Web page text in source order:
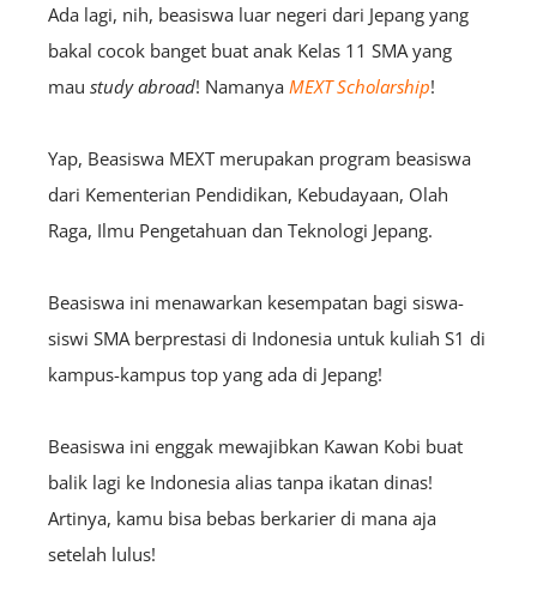
Ada lagi, nih, beasiswa luar negeri dari Jepang yang
bakal cocok banget buat anak Kelas 11 SMA yang
mau study abroad! Namanya MEXT Scholarship!
Yap, Beasiswa MEXT merupakan program beasiswa
dari Kementerian Pendidikan, Kebudayaan, Olah
Raga, Ilmu Pengetahuan dan Teknologi Jepang.
Beasiswa ini menawarkan kesempatan bagi siswa-
siswi SMA berprestasi di Indonesia untuk kuliah S1 di
kampus-kampus top yang ada di Jepang!
Beasiswa ini enggak mewajibkan Kawan Kobi buat
balik lagi ke Indonesia alias tanpa ikatan dinas!
Artinya, kamu bisa bebas berkarier di mana aja
setelah lulus!